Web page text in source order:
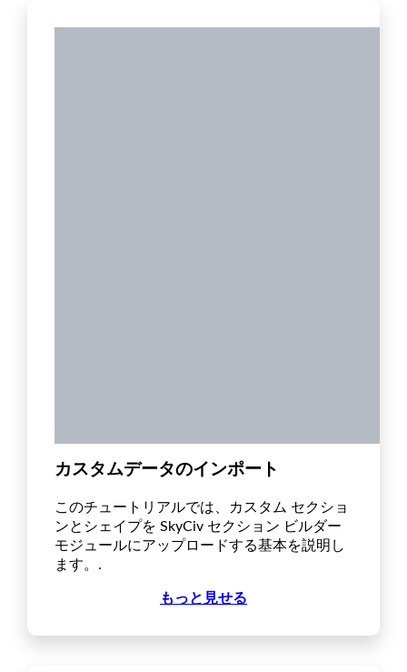
カスタムデータのインポート
このチュートリアルでは、カスタム セクショ
ンとシェイプを SkyCiv セクション ビルダー
モジュールにアップロードする基本を説明し
ます。.
もっと見せる